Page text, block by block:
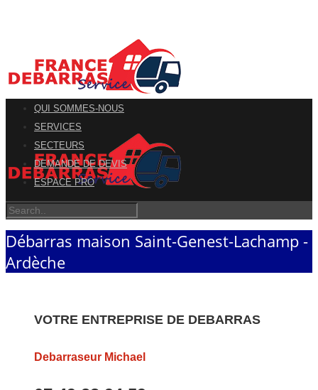
QUI SOMMES-NOUS
SERVICES
SECTEURS
DEMANDE DE DEVIS
ESPACE PRO
Débarras maison Saint-Genest-Lachamp -
Ardèche
VOTRE ENTREPRISE DE DEBARRAS
Debarraseur Michael